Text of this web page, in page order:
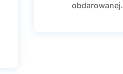
obdarowanej.